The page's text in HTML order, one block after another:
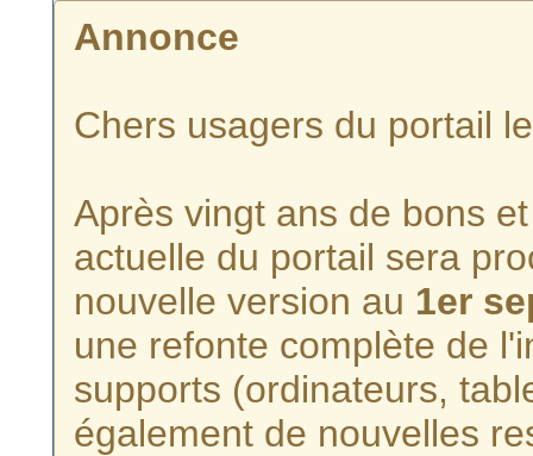
Annonce
Chers usagers du portail
Après vingt ans de bons
actuelle du portail sera
nouvelle version au 1er
une refonte complète de
supports (ordinateurs,
également de nouvelles